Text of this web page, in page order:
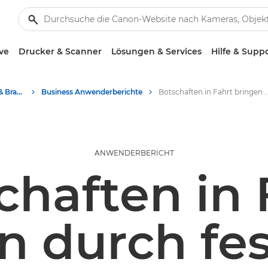
Drucker & Scanner Lösungen & Services Hilfe &
Business-Insights - B2B & Branchen-News Business Anwenderberichte Botschaften in Fahrt
ANWENDERBERICHT
in
durch